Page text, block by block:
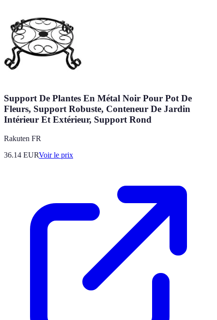
Support De Plantes En Métal Noir Pour Pot De
Fleurs, Support Robuste, Conteneur De Jardin
Intérieur Et Extérieur, Support Rond
Rakuten FR
36.14 EURVoir le prix